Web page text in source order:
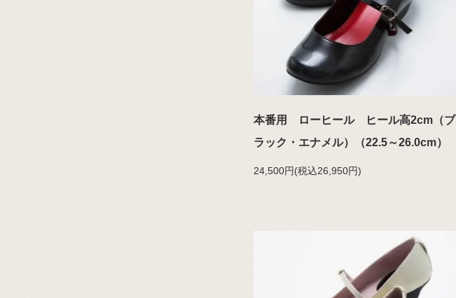
本番用 ローヒール ヒール高2cm（ブ
ラック・エナメル）（22.5～26.0cm）
24,500円(税込26,950円)